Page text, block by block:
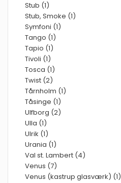
Stub (1)
Stub, Smoke (1)
Symfoni (1)
Tango (1)
Tapio (1)
Tivoli (1)
Tosca (1)
Twist (2)
Tårnholm (1)
Tåsinge (1)
Ulfborg (2)
Ulla (1)
Ulrik (1)
Urania (1)
Val st. Lambert (4)
Venus (7)
Venus (kastrup glasværk) (1)